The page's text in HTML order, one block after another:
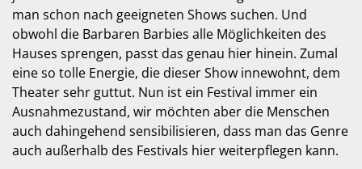
man schon nach geeigneten Shows suchen. Und
obwohl die Barbaren Barbies alle Möglichkeiten des
Hauses sprengen, passt das genau hier hinein. Zumal
eine so tolle Energie, die dieser Show innewohnt, dem
Theater sehr guttut. Nun ist ein Festival immer ein
Ausnahmezustand, wir möchten aber die Menschen
auch dahingehend sensibilisieren, dass man das Genre
auch außerhalb des Festivals hier weiterpflegen kann.